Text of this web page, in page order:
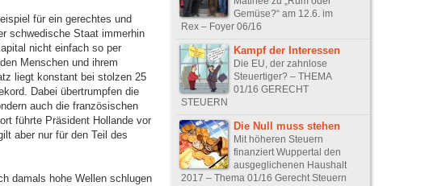
für ein gerechtes und
schwedische Staat immerhin
nicht einfach so per
Menschen und ihrem
liegt konstant bei stolzen 25
Dabei übertrumpfen die
auch die französischen
führte Präsident Hollande vor
aber nur für den Teil des
damals hohe Wellen schlugen
Gemüse?“ am 12.6. im
Rex – Foyer 06/16
Kampf der Interessen
Die EU, der zahnlose
Steuertiger? – THEMA
01/16 GERECHT
STEUERN
Die Null muss stehen
Mit höheren Steuern
finanziert Wuppertal den
ausgeglichenen Haushalt
2017 – Thema 01/16 Gerecht Steuern